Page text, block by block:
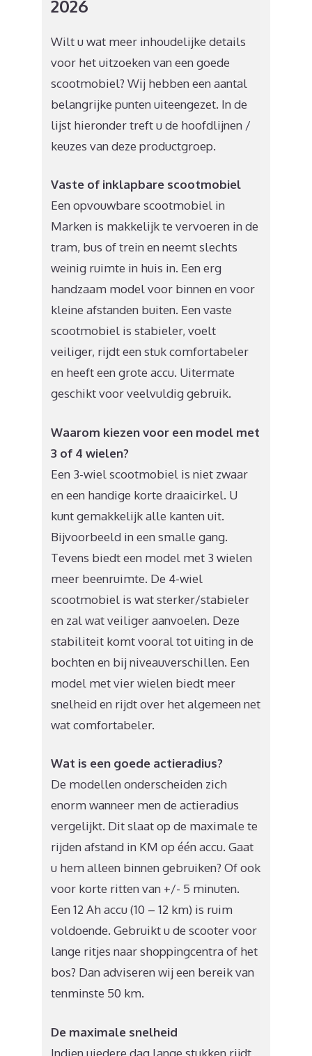
2026
Wilt u wat meer inhoudelijke details
voor het uitzoeken van een goede
scootmobiel? Wij hebben een aantal
belangrijke punten uiteengezet. In de
lijst hieronder treft u de hoofdlijnen /
keuzes van deze productgroep.
Vaste of inklapbare scootmobiel
Een opvouwbare scootmobiel in
Marken is makkelijk te vervoeren in de
tram, bus of trein en neemt slechts
weinig ruimte in huis in. Een erg
handzaam model voor binnen en voor
kleine afstanden buiten. Een vaste
scootmobiel is stabieler, voelt
veiliger, rijdt een stuk comfortabeler
en heeft een grote accu. Uitermate
geschikt voor veelvuldig gebruik.
Waarom kiezen voor een model met
3 of 4 wielen?
Een 3-wiel scootmobiel is niet zwaar
en een handige korte draaicirkel. U
kunt gemakkelijk alle kanten uit.
Bijvoorbeeld in een smalle gang.
Tevens biedt een model met 3 wielen
meer beenruimte. De 4-wiel
scootmobiel is wat sterker/stabieler
en zal wat veiliger aanvoelen. Deze
stabiliteit komt vooral tot uiting in de
bochten en bij niveauverschillen. Een
model met vier wielen biedt meer
snelheid en rijdt over het algemeen net
wat comfortabeler.
Wat is een goede actieradius?
De modellen onderscheiden zich
enorm wanneer men de actieradius
vergelijkt. Dit slaat op de maximale te
rijden afstand in KM op één accu. Gaat
u hem alleen binnen gebruiken? Of ook
voor korte ritten van +/- 5 minuten.
Een 12 Ah accu (10 – 12 km) is ruim
voldoende. Gebruikt u de scooter voor
lange ritjes naar shoppingcentra of het
bos? Dan adviseren wij een bereik van
tenminste 50 km.
De maximale snelheid
Indien uiedere dag lange stukken rijdt,